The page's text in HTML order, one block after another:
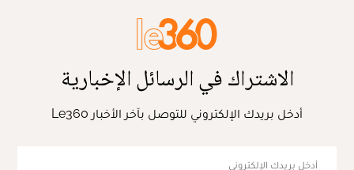
الاشتراك في الرسائل الإخبارية
أدخل بريدك الإلكتروني للتوصل بآخر الأخبار Le360